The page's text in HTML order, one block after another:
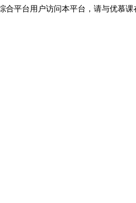
平台用户访问本平台，请与优慕